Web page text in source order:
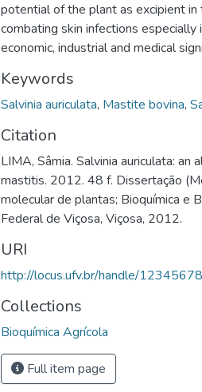
potential of the plant as excipient
combating skin infections
economic, industrial and medical
Keywords
Salvinia auriculata, Mastite bovina,
Citation
LIMA, Sâmia. Salvinia auriculata:
mastitis. 2012. 48 f. Dissertação
molecular de plantas; Bioquímica e
Federal de Viçosa, Viçosa, 2012.
URI
http://locus.ufv.br/handle/
Collections
Bioquímica Agrícola
Full item page